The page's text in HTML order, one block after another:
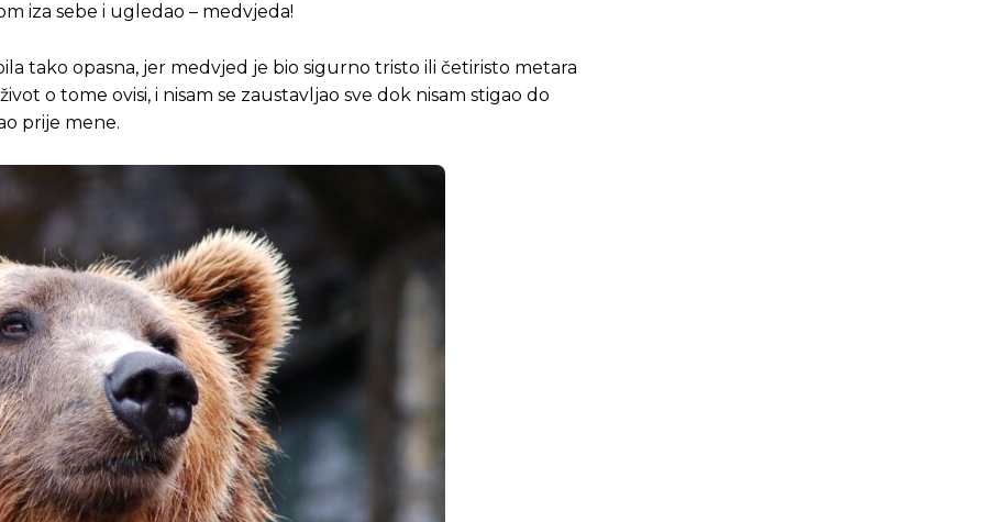
Pusti priču da živi!
ste odlučili da pustite Vašu priču da živi, Redakcija Objavi.ba
Pusti priču da živi!
ste odlučili da pustite Vašu priču da živi, Redakcija Objavi.ba
iza sebe i ugledao – medvjeda!
tako opasna, jer medvjed je bio sigurno tristo ili četiristo metara
o tome ovisi, i nisam se zaustavljao sve dok nisam stigao do
prije mene.